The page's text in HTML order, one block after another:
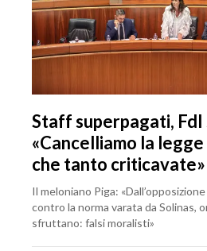
Staff superpagati, FdI
«Cancelliamo la
che tanto criticavate»
Il meloniano Piga:
contro la norma varata da Solinas,
sfruttano: falsi moralisti»